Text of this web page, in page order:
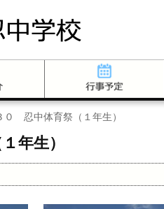
０ 忍中体育祭（１年生）
年生）